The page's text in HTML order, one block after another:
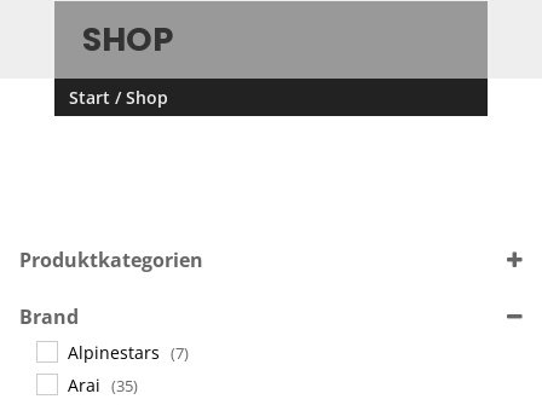
SHOP
Start / Shop
Produktkategorien
Helme
Accessoires (70)
Brand
Alpinestars (7)
Arai (35)